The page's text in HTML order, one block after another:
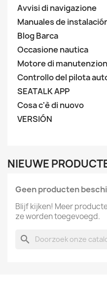
Avvisi di navigazione
Manuales de
Blog Barca
Occasione nautica
Motore di
Controllo del pilota
SEATALK APP
Cosa c'è di nuovo
VERSIÓN
NIEUWE
Geen producten
Blijf kijken! Meer
ze worden toegevoegd.
search